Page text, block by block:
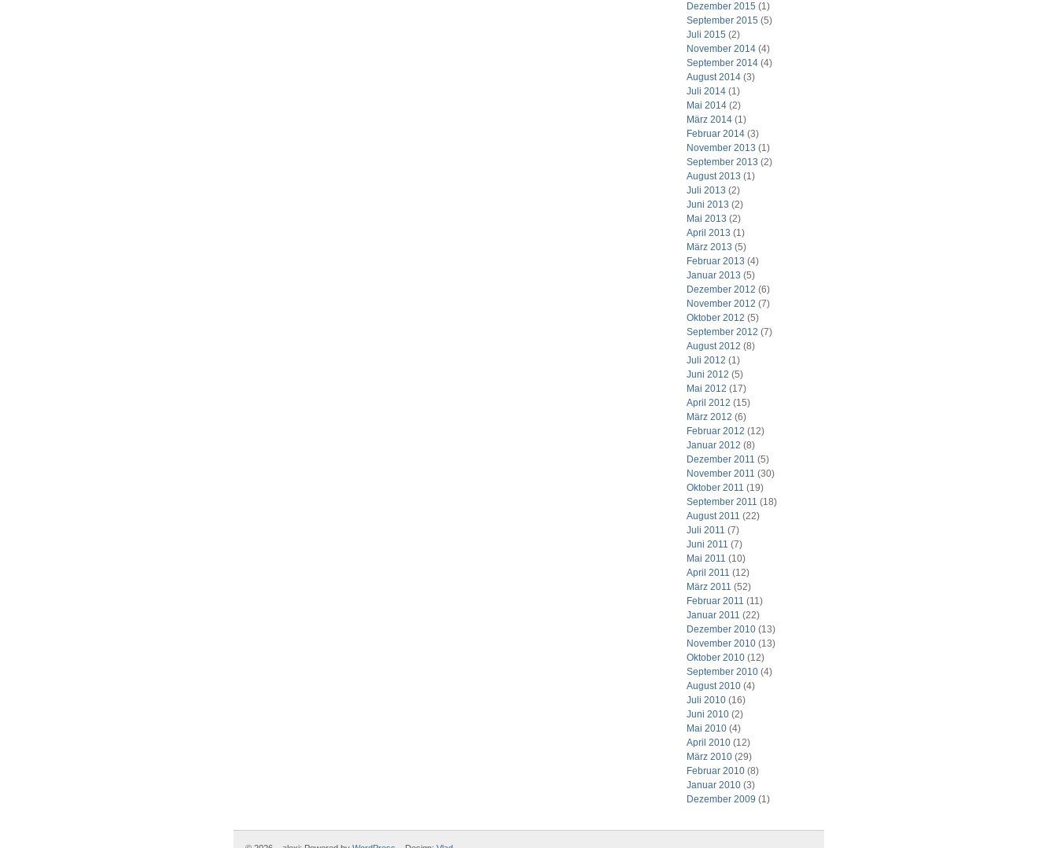
Dezember 2015 (1)
September 2015 (5)
Juli 2015 (2)
November 2014(4)
September 2014(4)
August 2014(3)
Juli 2014(1)
Mai 2014(2)
März 2014(1)
Februar 2014(3)
November 2013 (1)
September 2013 (2)
August 2013 (1)
Juli 2013 (2)
Juni 2013 (2)
Mai 2013 (2)
April 2013 (1)
März 2013 (5)
Februar 2013 (4)
Januar 2013 (5)
Dezember 2012 (6)
November 2012 (7)
Oktober 2012 (5)
September 2012 (7)
August 2012 (8)
Juli 2012 (1)
Juni 2012 (5)
Mai 2012 (17)
April 2012 (15)
März 2012 (6)
Februar 2012 (12)
Januar 2012 (8)
Dezember 2011 (5)
November 2011 (30)
Oktober 2011 (19)
September 2011 (18)
August 2011 (22)
Juli 2011 (7)
Juni 2011 (7)
Mai 2011 (10)
April 2011 (12)
März 2011 (52)
Februar 2011 (11)
Januar 2011 (22)
Dezember 2010(13)
November 2010(13)
Oktober 2010(12)
September 2010(4)
August 2010(4)
Juli 2010(16)
Juni 2010(2)
Mai 2010(4)
April 2010(12)
März 2010(29)
Februar 2010(8)
Januar 2010(3)
Dezember 2009 (1)